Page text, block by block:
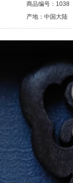
商品编号：1038
产地：中国大陆